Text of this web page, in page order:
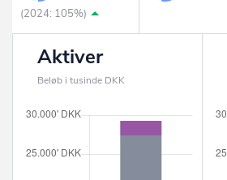
(2024: 105%)
Aktiver
Beløb i tusinde DKK